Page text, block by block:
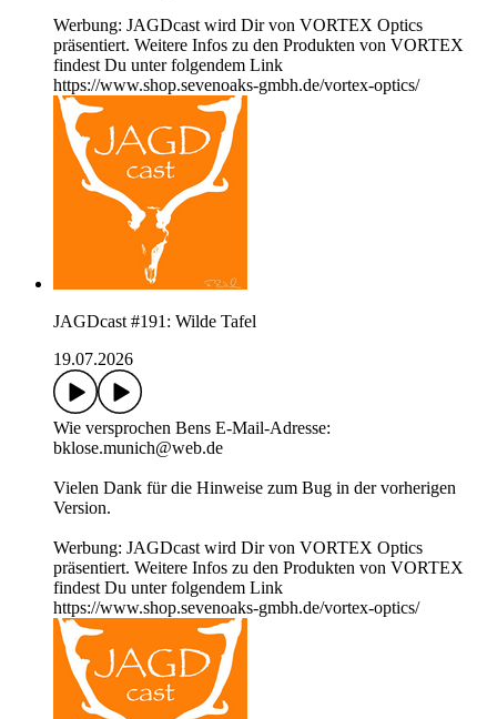
Werbung: JAGDcast wird Dir von VORTEX Optics
präsentiert. Weitere Infos zu den Produkten von VORTEX
findest Du unter folgendem Link
https://www.shop.sevenoaks-gmbh.de/vortex-optics/
JAGDcast #191: Wilde Tafel
19.07.2026
Wie versprochen Bens E-Mail-Adresse:
bklose.munich@web.de
Vielen Dank für die Hinweise zum Bug in der vorherigen
Version.
Werbung: JAGDcast wird Dir von VORTEX Optics
präsentiert. Weitere Infos zu den Produkten von VORTEX
findest Du unter folgendem Link
https://www.shop.sevenoaks-gmbh.de/vortex-optics/